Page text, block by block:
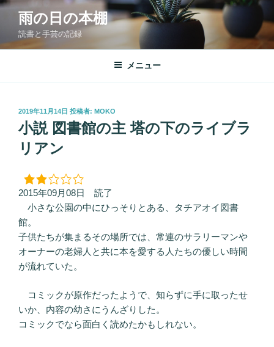
コ
ン
へ
雨の日の本棚
読書と手芸の記録
メニュー
投
日:
2019年11月14日 投稿者: MOKO
小説 図書館の主 塔の下のライブラ
リアン
2015年09月08日 読了
小さな公園の中にひっそりとある、タチアオイ図書
館。
子供たちが集まるその場所では、常連のサラリーマンや
オーナーの老婦人と共に本を愛する人たちの優しい時間
が流れていた。
コミックが原作だったようで、知らずに手に取ったせ
いか、内容の幼さにうんざりした。
コミックでなら面白く読めたかもしれない。